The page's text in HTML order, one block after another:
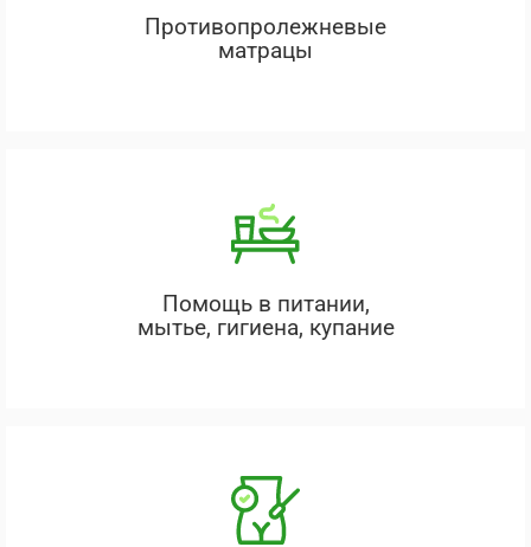
Противопролежневые
матрацы
Помощь в питании,
мытье, гигиена, купание